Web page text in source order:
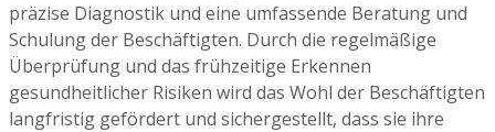
präzise Diagnostik und eine umfassende Beratung und
Schulung der Beschäftigten. Durch die regelmäßige
Überprüfung und das frühzeitige Erkennen
gesundheitlicher Risiken wird das Wohl der Beschäftigten
langfristig gefördert und sichergestellt, dass sie ihre